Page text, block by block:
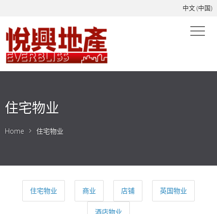
中文 (中国)
住宅物业
Home 住宅物业
住宅物业 商业 店铺 英国物业
酒店物业